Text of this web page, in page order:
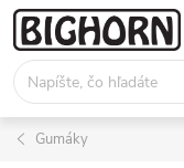
Prejsť
na
obsah
Gumáky